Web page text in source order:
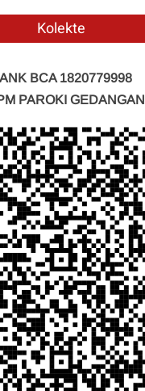
Kolekte
BCA 1820779998
PAROKI GEDANGAN